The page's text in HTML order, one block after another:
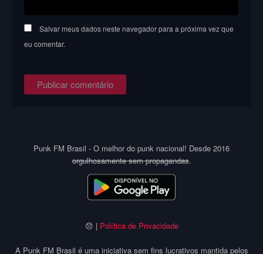
Salvar meus dados neste navegador para a próxima vez que
eu comentar.
Punk FM Brasil - O melhor do punk nacional! Desde 2016
orgulhosamente sem propagandas.
😞 | Política de Privacidade
A Punk FM Brasil é uma iniciativa sem fins lucrativos mantida pelos